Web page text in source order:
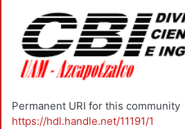
Permanent URI for this community
https://hdl.handle.net/11191/1